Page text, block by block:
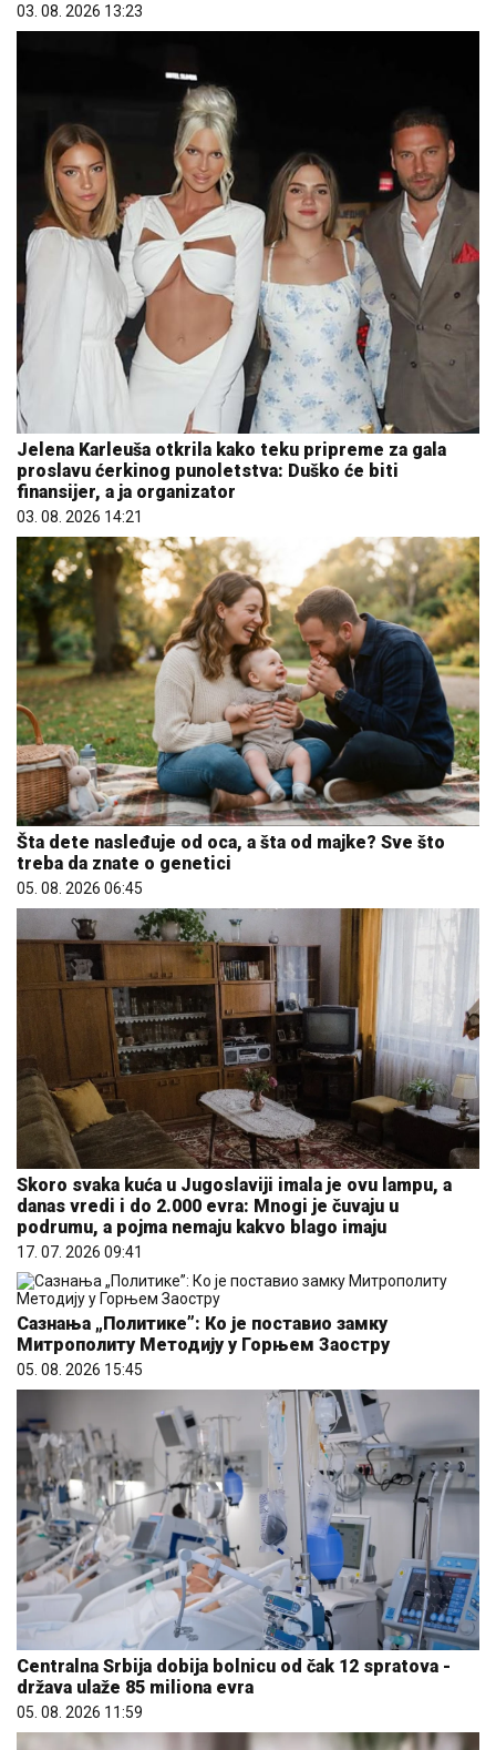
03. 08. 2026 13:23
Jelena Karleuša otkrila kako teku pripreme za gala
proslavu ćerkinog punoletstva: Duško će biti
finansijer, a ja organizator
03. 08. 2026 14:21
Šta dete nasleđuje od oca, a šta od majke? Sve što
treba da znate o genetici
05. 08. 2026 06:45
Skoro svaka kuća u Jugoslaviji imala je ovu lampu, a
danas vredi i do 2.000 evra: Mnogi je čuvaju u
podrumu, a pojma nemaju kakvo blago imaju
17. 07. 2026 09:41
Сазнања „Политике”: Ко је поставио замку
Митрополиту Методију у Горњем Заостру
05. 08. 2026 15:45
Centralna Srbija dobija bolnicu od čak 12 spratova -
država ulaže 85 miliona evra
05. 08. 2026 11:59